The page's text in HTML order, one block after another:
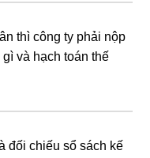
thì công ty phải nộp
và hạch toán thế
đối chiếu sổ sách kế